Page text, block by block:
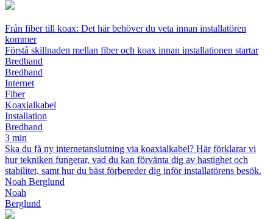
Från fiber till koax: Det här behöver du veta innan installatören
kommer
Förstå skillnaden mellan fiber och koax innan installationen startar
Bredband
Bredband
Internet
Fiber
Koaxialkabel
Installation
Bredband
3 min
Ska du få ny internetanslutning via koaxialkabel? Här förklarar vi
hur tekniken fungerar, vad du kan förvänta dig av hastighet och
stabilitet, samt hur du bäst förbereder dig inför installatörens besök.
Noah Berglund
Noah
Berglund